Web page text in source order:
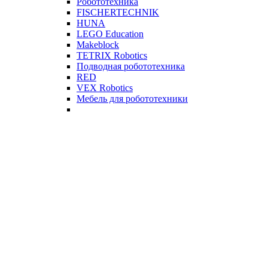
FISCHERTECHNIK
HUNA
LEGO Education
Makeblock
TETRIX Robotics
Подводная робототехника
RED
VEX Robotics
Мебель для робототехники